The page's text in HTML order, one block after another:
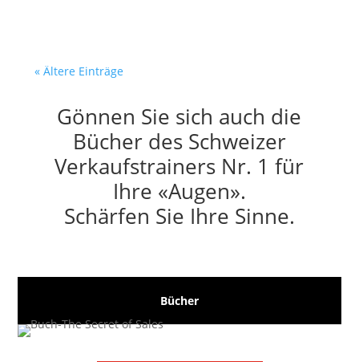
« Ältere Einträge
Gönnen Sie sich auch die
Bücher des Schweizer
Verkaufstrainers Nr. 1 für
Ihre «Augen».
Schärfen Sie Ihre Sinne.
Bücher